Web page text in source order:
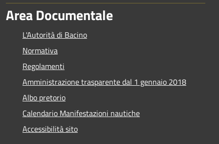
Area Documentale
L'Autorità di Bacino
Normativa
Regolamenti
Amministrazione trasparente dal 1 gennaio 2018
Albo pretorio
Calendario Manifestazioni nautiche
Accessibilità sito